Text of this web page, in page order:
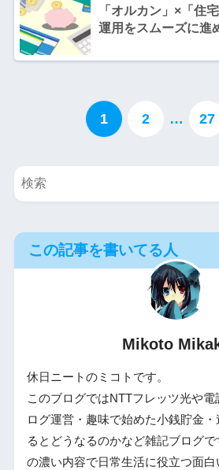
「オルカン」×「住
運用をスムーズに進
1 2 … 27
この記事を書いてる人
Mikoto
休日ニートのミコトです。
このブログではNTTフレッツ光や
ログ運営・趣味で始めた小銭貯金
るとどうなるのかなど雑記ブログ
の濃い内容で日常生活に役立つ面